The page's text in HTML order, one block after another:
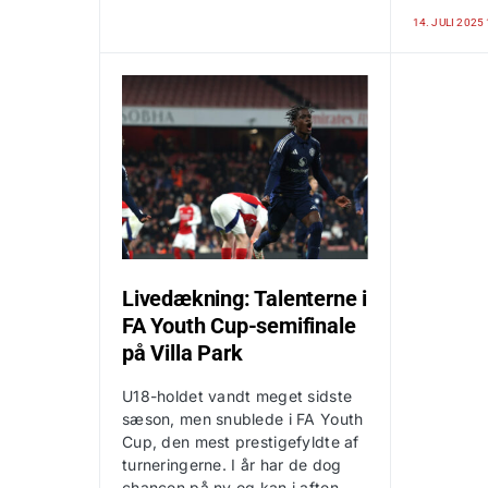
14. JULI 2025
Livedækning: Talenterne i
FA Youth Cup-semifinale
på Villa Park
U18-holdet vandt meget sidste
sæson, men snublede i FA Youth
Cup, den mest prestigefyldte af
turneringerne. I år har de dog